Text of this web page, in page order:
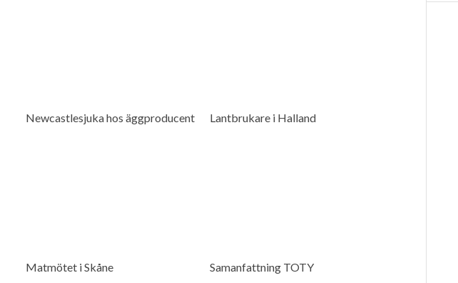
Newcastlesjuka hos äggproducent Lantbrukare i Halland
Matmötet i Skåne Samanfattning TOTY